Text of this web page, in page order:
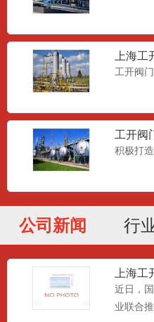
上海
门
工开阀门
工开阀
积极打
公司新闻 行
上海
首个智
近日，
业联合
4G物
蝶阀|物
4G无线
物联网
4G智
门
智能电